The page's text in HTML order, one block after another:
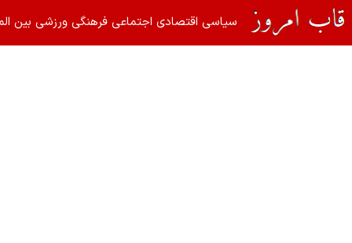
سیاسیاقتصادیاجتماعیفرهنگیورزشیبین